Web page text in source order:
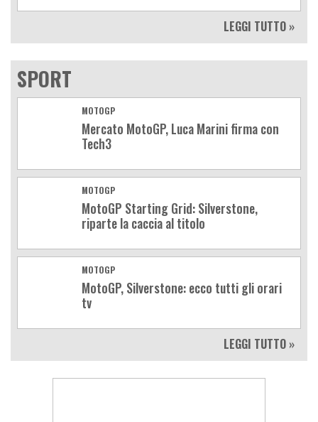
LEGGI TUTTO »
SPORT
MOTOGP
Mercato MotoGP, Luca Marini firma con
Tech3
MOTOGP
MotoGP Starting Grid: Silverstone,
riparte la caccia al titolo
MOTOGP
MotoGP, Silverstone: ecco tutti gli orari
tv
LEGGI TUTTO »